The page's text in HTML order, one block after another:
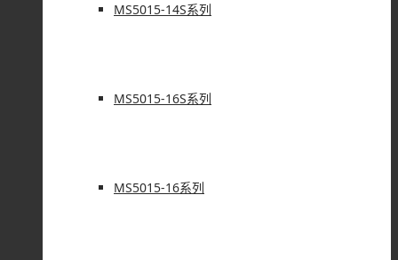
MS5015-14S系列
MS5015-16S系列
MS5015-16系列